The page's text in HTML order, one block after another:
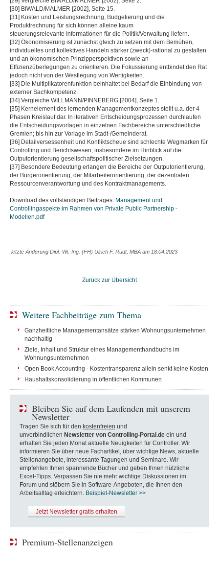
[30] BIWALD/MALMER [2002], Seite 15.
[31] Kosten und Leistungsrechnung, Budgetierung und die
Produktrechnung für sich können alleine kaum
steuerungsrelevante Informationen für die Politik/Verwaltung liefern.
[32] Ökonomisierung ist zunächst gleich zu setzen mit dem Bemühen,
individuelles und kollektives Handeln stärker (zweck)-rational zu gestalten
und an ökonomischen Prinzipperspektiven sowie an
Effizienzüberlegungen zu orientieren. Die Fokussierung entbindet den Rat
jedoch nicht von der Westlegung von Wertigkeiten.
[33] Die Multiplikatorenfunktion beinhaltet bei Bedarf die Einbindung von
externer Sachkompetenz.
[34] Vergleiche WILLMANN/PINNEBERG [2004], Seite 1.
[35] Kernelement des lernenden Managementkonzeptes stellt u.a. der 4
Phasen Kreislauf dar. In iterativen Entscheidungsprozessen durchlaufen
die Entscheidungsvorlagen in einzelnen Fachbereiche unterschiedliche
Gremien; bis hin zur Vorlage im Stadt-/Gemeinderat.
[36] Detailversessenheit und Konfliktscheue sind schlechte Wegmarken für
Controlling und Berichtswesen; insbesondere im Hinblick auf die
Outputorientierung gesellschaftspolitischer Zielsetzungen.
[37] Besondere Bedeutung erlangen die Bereiche der Outputorientierung,
der Bürgerorientierung, der Mitarbeiterorientierung, der dezentralen
Ressourcenverantwortung und des Kontraktmanagements.
Download des vollständigen Beitrages: Management und
Controllingaspekte im Rahmen von Private Public Partnership -
Modellen.pdf
letzte Änderung Dipl.-Wi.-Ing. (FH) Ulrich F. Rüdt, MBA am 18.04.2023
Zurück zur Übersicht
Weitere Fachbeiträge zum Thema
Ganzheitliche Managementansätze stärken Wohnungsunternehmen
nachhaltig
Ziele, Inhalt und Struktur eines Managementhandbuchs im
Wohnungsunternehmen
Open Book Accounting - Kostentransparenz allein senkt keine Kosten
Haushaltskonsolidierung in öffentlichen Kommunen
Bleiben Sie auf dem Laufenden mit unserem
Newsletter
Tragen Sie sich für den kostenfreien und
unverbindlichen Newsletter von Controlling-Portal.de ein und
erhalten Sie jeden Monat aktuelle Neuigkeiten für Controller. Wir
informieren Sie über neue Fachartikel, über wichtige News, aktuelle
Stellenangebote, interessante Tagungen und Seminare. Wir
empfehlen Ihnen spannende Bücher und geben Ihnen nützliche
Excel-Tipps. Verpassen Sie nie mehr wichtige Diskussionen im
Forum und stöbern Sie in Software-Angeboten, die Ihnen den
Arbeitsalltag erleichtern. Beispiel-Newsletter >>
Jetzt Newsletter gratis erhalten
Premium-Stellenanzeigen